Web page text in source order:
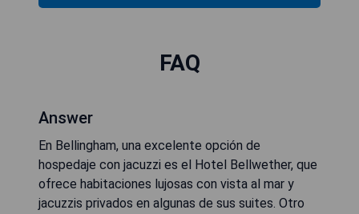
FAQ
Answer
En Bellingham, una excelente opción de
hospedaje con jacuzzi es el Hotel Bellwether, que
ofrece habitaciones lujosas con vista al mar y
jacuzzis privados en algunas de sus suites. Otro